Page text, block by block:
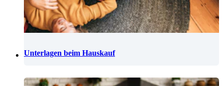
Unterlagen beim Hauskauf